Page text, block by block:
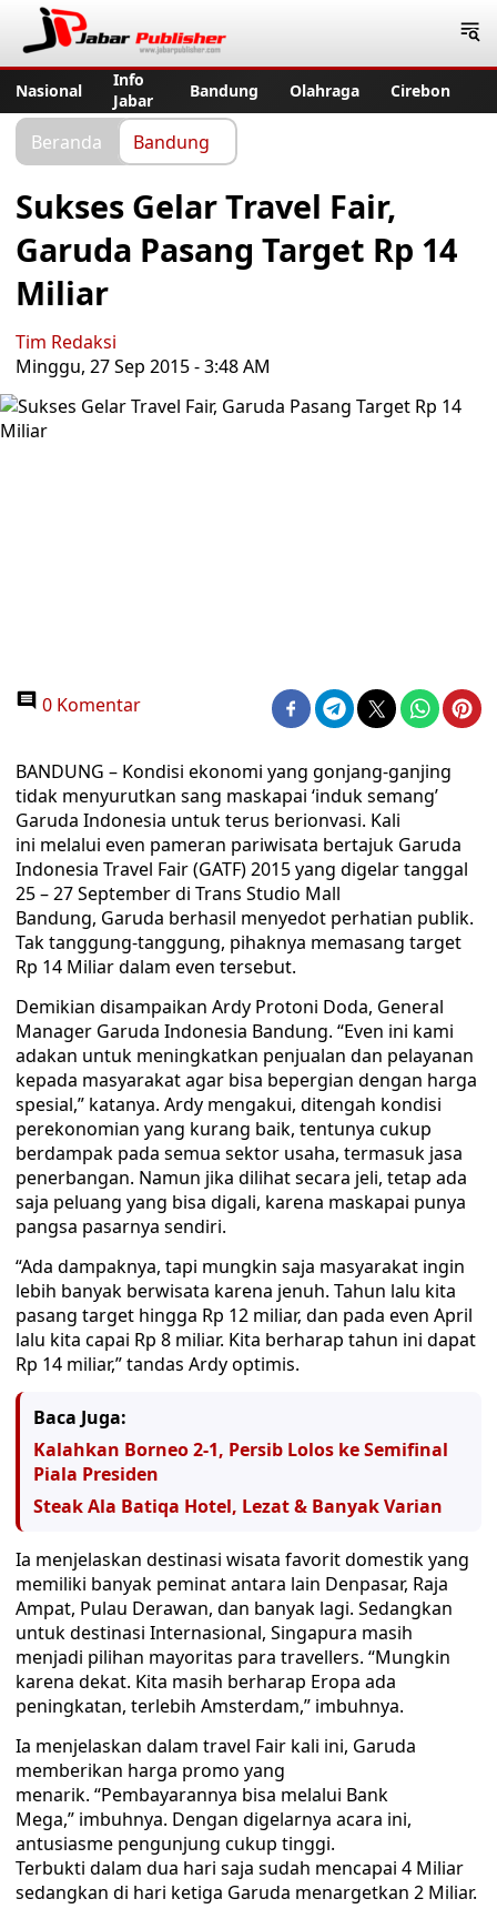
Nasional
Info
Jabar
Bandung Olahraga Cirebon
Beranda Bandung
Sukses Gelar Travel Fair,
Garuda Pasang Target Rp 14
Miliar
Tim Redaksi
Minggu, 27 Sep 2015 - 3:48 AM
0 Komentar
BANDUNG – Kondisi ekonomi yang gonjang-ganjing
tidak menyurutkan sang maskapai ‘induk semang’
Garuda Indonesia untuk terus berionvasi. Kali
ini melalui even pameran pariwisata bertajuk Garuda
Indonesia Travel Fair (GATF) 2015 yang digelar tanggal
25 – 27 September di Trans Studio Mall
Bandung, Garuda berhasil menyedot perhatian publik.
Tak tanggung-tanggung, pihaknya memasang target
Rp 14 Miliar dalam even tersebut.
Demikian disampaikan Ardy Protoni Doda, General
Manager Garuda Indonesia Bandung. “Even ini kami
adakan untuk meningkatkan penjualan dan pelayanan
kepada masyarakat agar bisa bepergian dengan harga
spesial,” katanya. Ardy mengakui, ditengah kondisi
perekonomian yang kurang baik, tentunya cukup
berdampak pada semua sektor usaha, termasuk jasa
penerbangan. Namun jika dilihat secara jeli, tetap ada
saja peluang yang bisa digali, karena maskapai punya
pangsa pasarnya sendiri.
“Ada dampaknya, tapi mungkin saja masyarakat ingin
lebih banyak berwisata karena jenuh. Tahun lalu kita
pasang target hingga Rp 12 miliar, dan pada even April
lalu kita capai Rp 8 miliar. Kita berharap tahun ini dapat
Rp 14 miliar,” tandas Ardy optimis.
Baca Juga:
Kalahkan Borneo 2-1, Persib Lolos ke Semifinal
Piala Presiden
Steak Ala Batiqa Hotel, Lezat & Banyak Varian
Ia menjelaskan destinasi wisata favorit domestik yang
memiliki banyak peminat antara lain Denpasar, Raja
Ampat, Pulau Derawan, dan banyak lagi. Sedangkan
untuk destinasi Internasional, Singapura masih
menjadi pilihan mayoritas para travellers. “Mungkin
karena dekat. Kita masih berharap Eropa ada
peningkatan, terlebih Amsterdam,” imbuhnya.
Ia menjelaskan dalam travel Fair kali ini, Garuda
memberikan harga promo yang
menarik. “Pembayarannya bisa melalui Bank
Mega,” imbuhnya. Dengan digelarnya acara ini,
antusiasme pengunjung cukup tinggi.
Terbukti dalam dua hari saja sudah mencapai 4 Miliar
sedangkan di hari ketiga Garuda menargetkan 2 Miliar.